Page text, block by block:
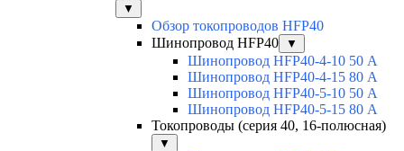
▼
Обзор токопроводов HFP40
Шинопровод HFP40
▼
Шинопровод HFP40-4-10 50 А
Шинопровод HFP40-4-15 80 А
Шинопровод HFP40-5-10 50 А
Шинопровод HFP40-5-15 80 А
Токопроводы (серия 40, 16-полюсная)
▼